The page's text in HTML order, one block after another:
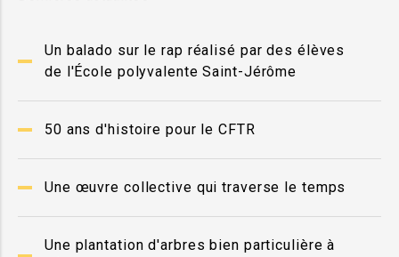
Un balado sur le rap réalisé par des élèves
de l'École polyvalente Saint-Jérôme
50 ans d'histoire pour le CFTR
Une œuvre collective qui traverse le temps
Une plantation d'arbres bien particulière à